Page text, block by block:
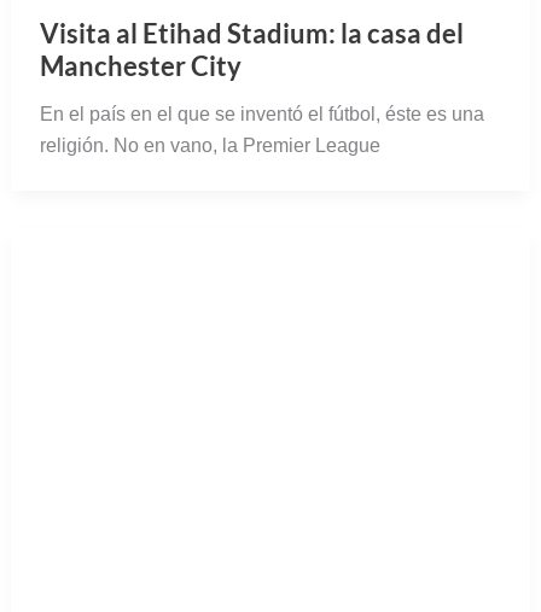
Visita al Etihad Stadium: la casa del
Manchester City
En el país en el que se inventó el fútbol, éste es una
religión. No en vano, la Premier League